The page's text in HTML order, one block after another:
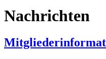
Nachrichten